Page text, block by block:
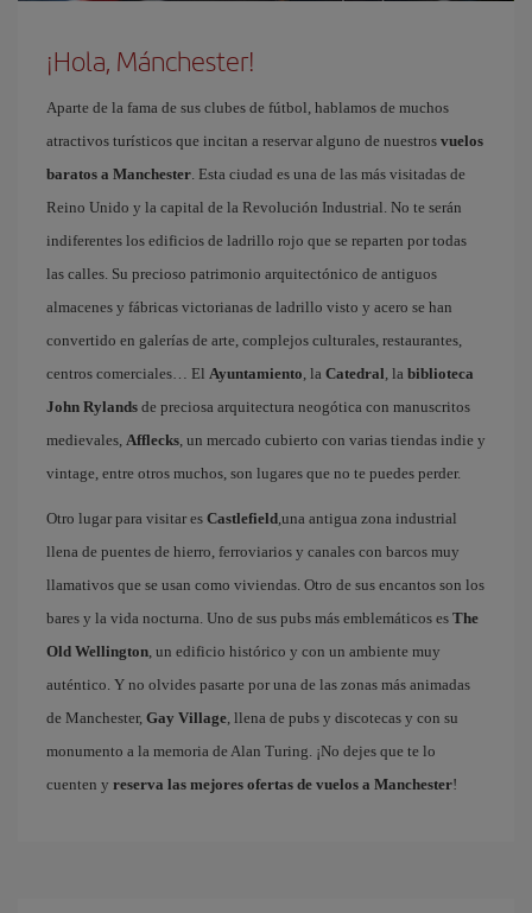
¡Hola, Mánchester!
Aparte de la fama de sus clubes de fútbol, hablamos de muchos
atractivos turísticos que incitan a reservar alguno de nuestros vuelos
baratos a Manchester. Esta ciudad es una de las más visitadas de
Reino Unido y la capital de la Revolución Industrial. No te serán
indiferentes los edificios de ladrillo rojo que se reparten por todas
las calles. Su precioso patrimonio arquitectónico de antiguos
almacenes y fábricas victorianas de ladrillo visto y acero se han
convertido en galerías de arte, complejos culturales, restaurantes,
centros comerciales… El Ayuntamiento, la Catedral, la biblioteca
John Rylands de preciosa arquitectura neogótica con manuscritos
medievales, Afflecks, un mercado cubierto con varias tiendas indie y
vintage, entre otros muchos, son lugares que no te puedes perder.
Otro lugar para visitar es Castlefield,una antigua zona industrial
llena de puentes de hierro, ferroviarios y canales con barcos muy
llamativos que se usan como viviendas. Otro de sus encantos son los
bares y la vida nocturna. Uno de sus pubs más emblemáticos es The
Old Wellington, un edificio histórico y con un ambiente muy
auténtico. Y no olvides pasarte por una de las zonas más animadas
de Manchester, Gay Village, llena de pubs y discotecas y con su
monumento a la memoria de Alan Turing. ¡No dejes que te lo
cuenten y reserva las mejores ofertas de vuelos a Manchester!